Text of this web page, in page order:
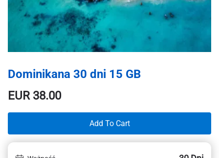
Dominikana 30 dni 15 GB
EUR38.00
Add To Cart